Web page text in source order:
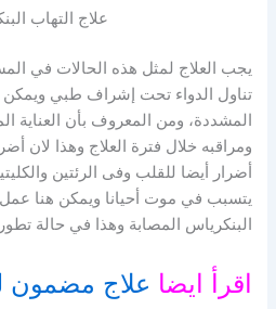
علاج التهاب
يجب العلاج لمثل هذه الحالات في
تناول الدواء تحت إشراف طبي ويمكن
المشددة، ومن المعروف بأن العناية
ومراقبه خلال فترة العلاج وهذا لان
أضرار أيضا للقلب وفى الرئتين
يتسبب في موت أحيانا ويمكن هنا
البنكرياس المصابة وهذا في حالة تطور
اقرأ ايضا علاج مضمون